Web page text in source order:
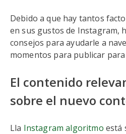
Debido a que hay tantos
en sus gustos de Instagram,
consejos para ayudarle a
momentos para publicar
El contenido
sobre el nuevo
Lla Instagram algoritmo está